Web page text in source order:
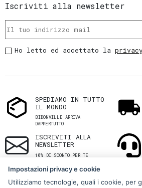
Iscriviti alla newsletter
Ho letto ed accettato la
SPEDIAMO IN TUTTO
IL MONDO
BIDONVILLE ARRIVA
DAPPERTUTTO
ISCRIVITI ALLA
NEWSLETTER
10% DI SCONTO PER TE
Impostazioni privacy e cookie
Utilizziamo tecnologie, quali i cookie, per